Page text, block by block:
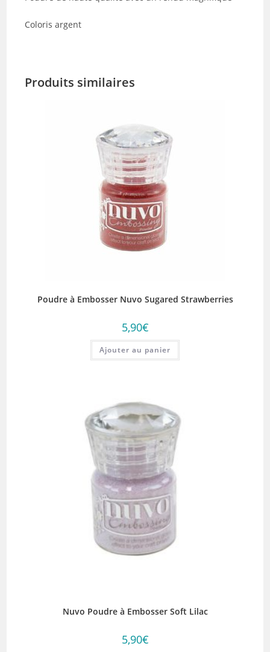
Coloris argent
Produits similaires
Poudre à Embosser Nuvo Sugared Strawberries
5,90€
Ajouter au panier
Nuvo Poudre à Embosser Soft Lilac
5,90€